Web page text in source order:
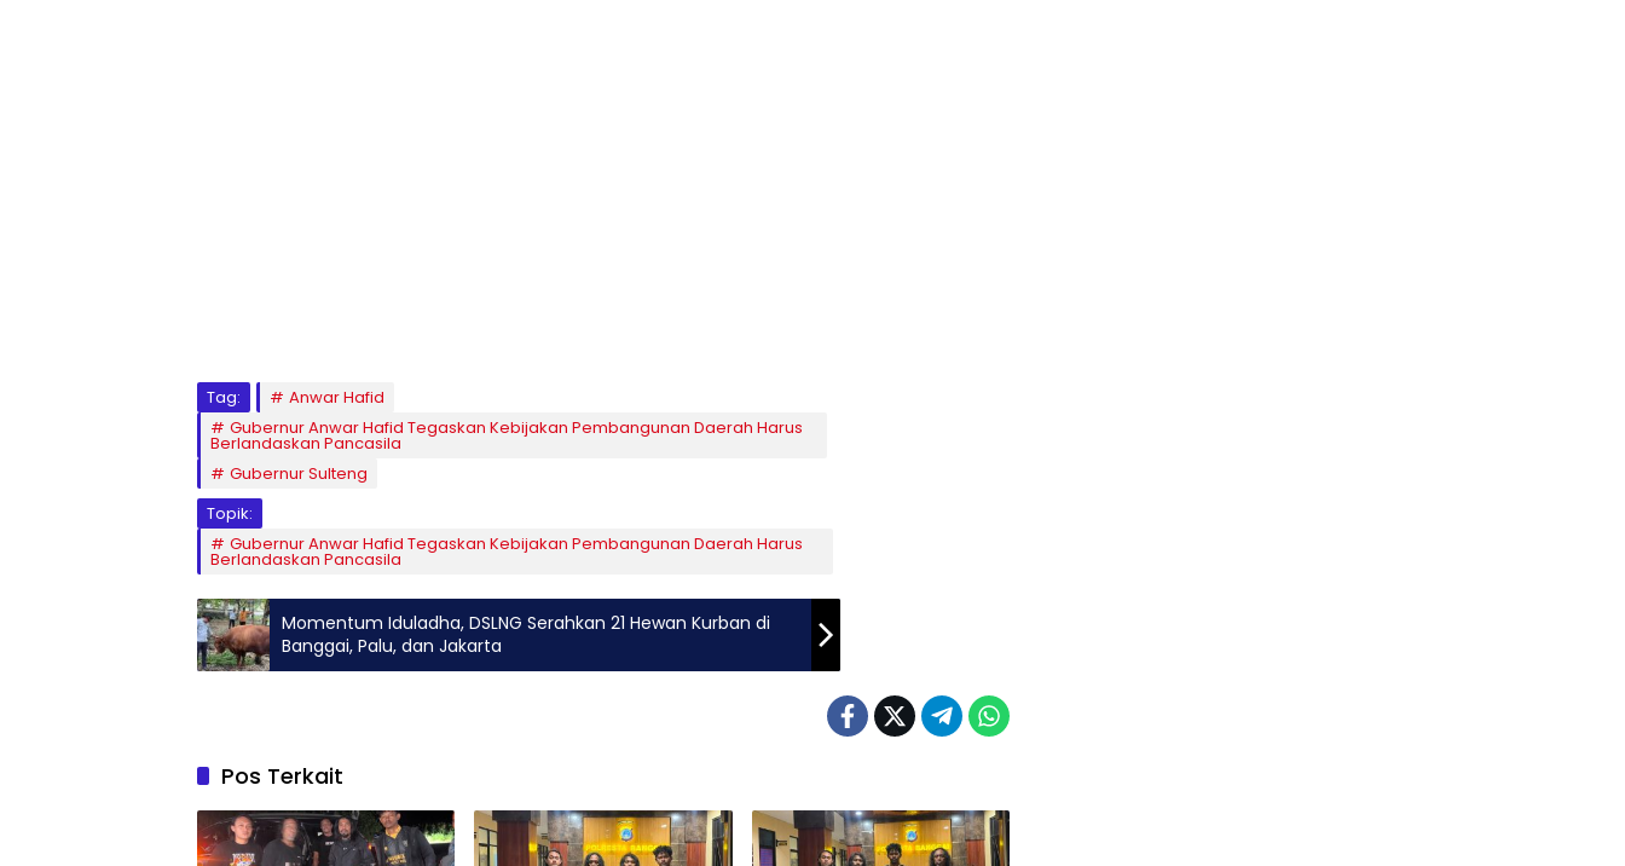
Tag:
Anwar Hafid
Gubernur Anwar Hafid Tegaskan Kebijakan Pembangunan Daerah Harus
Berlandaskan Pancasila
Gubernur Sulteng
Topik:
Gubernur Anwar Hafid Tegaskan Kebijakan Pembangunan Daerah Harus
Berlandaskan Pancasila
Momentum Iduladha, DSLNG Serahkan 21 Hewan Kurban di
Banggai, Palu, dan Jakarta
Pos Terkait